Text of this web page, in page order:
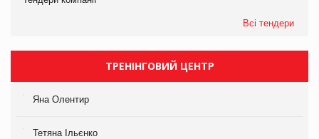
Всі тендери
ТРЕНІНГОВИЙ ЦЕНТР
Яна Олентир
Тетяна Ільєнко